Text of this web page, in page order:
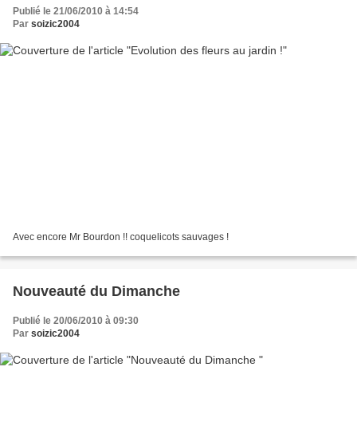
Publié le 21/06/2010 à 14:54
Par soizic2004
Avec encore Mr Bourdon !! coquelicots sauvages !
Nouveauté du Dimanche
Publié le 20/06/2010 à 09:30
Par soizic2004